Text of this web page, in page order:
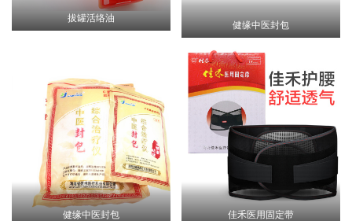
拔罐活络油
健缘中医封包
健缘中医封包 佳禾医用固定带